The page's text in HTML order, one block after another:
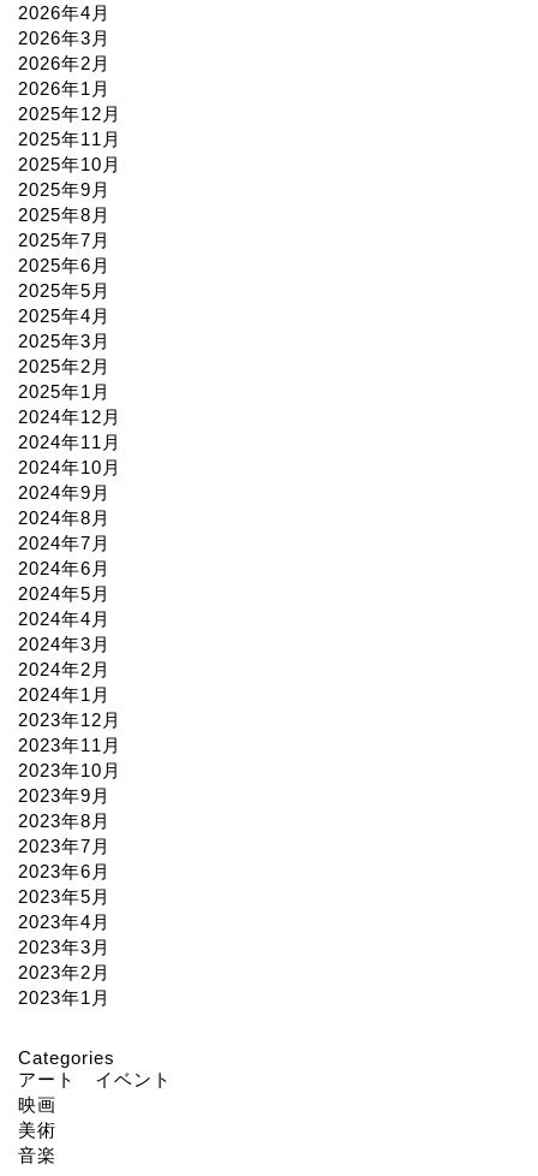
2026年4月
2026年3月
2026年2月
2026年1月
2025年12月
2025年11月
2025年10月
2025年9月
2025年8月
2025年7月
2025年6月
2025年5月
2025年4月
2025年3月
2025年2月
2025年1月
2024年12月
2024年11月
2024年10月
2024年9月
2024年8月
2024年7月
2024年6月
2024年5月
2024年4月
2024年3月
2024年2月
2024年1月
2023年12月
2023年11月
2023年10月
2023年9月
2023年8月
2023年7月
2023年6月
2023年5月
2023年4月
2023年3月
2023年2月
2023年1月
Categories
アート イベント
映画
美術
音楽